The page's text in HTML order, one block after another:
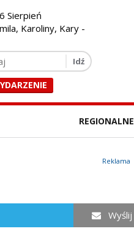
Sierpień
Karoliny, Kary -
REGIONALNE
Reklama
Wyślij